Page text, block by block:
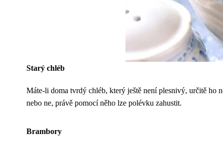
Starý chléb
Máte-li doma tvrdý chléb, který ještě není plesnivý, určitě ho
nebo ne, právě pomocí něho lze polévku zahustit.
Brambory